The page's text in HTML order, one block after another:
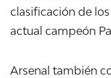
clasificación de
actual campeón
Arsenal también